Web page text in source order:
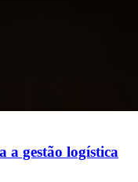
a gestão logística